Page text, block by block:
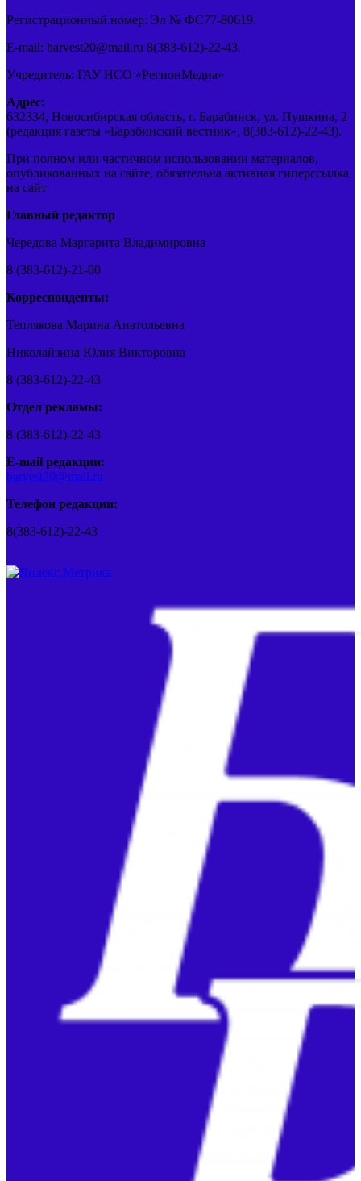
Регистрационный номер: Эл № ФС77-80619.
E-mail: barvest20@mail.ru 8(383-612)-22-43.
Учредитель: ГАУ НСО «РегионМедиа»
Адрес:
632334, Новосибирская область, г. Барабинск, ул. Пушкина, 2
(редакция газеты «Барабинский вестник», 8(383-612)-22-43).
При полном или частичном использовании материалов,
опубликованных на сайте, обязательна активная гиперссылка
на сайт
Главный редактор
Чередова Маргарита Владимировна
8 (383-612)-21-00
Корреспонденты:
Теплякова Марина Анатольевна
Николайзина Юлия Викторовна
8 (383-612)-22-43
Отдел рекламы:
8 (383-612)-22-43
E-mail редакции:
barvest20@mail.ru
Телефон редакции:
8(383-612)-22-43